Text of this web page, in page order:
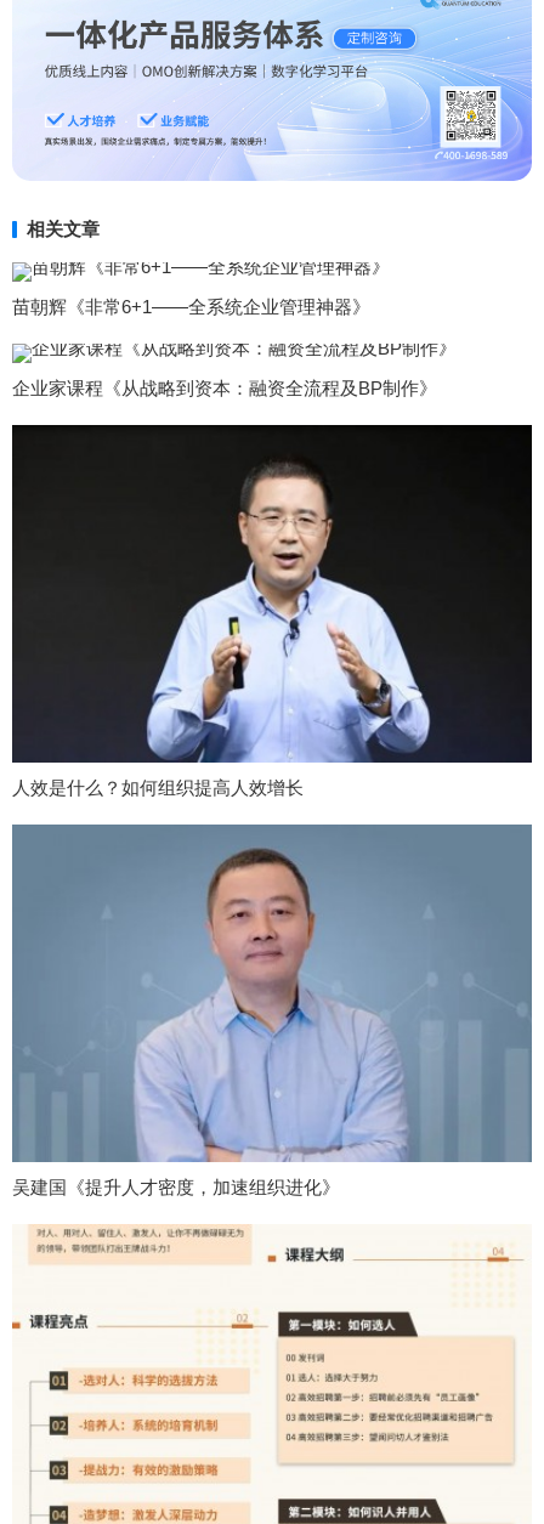
相关文章
苗朝辉《非常6+1——全系统企业管理神器》
企业家课程《从战略到资本：融资全流程及BP制作》
人效是什么？如何组织提高人效增长
吴建国《提升人才密度，加速组织进化》